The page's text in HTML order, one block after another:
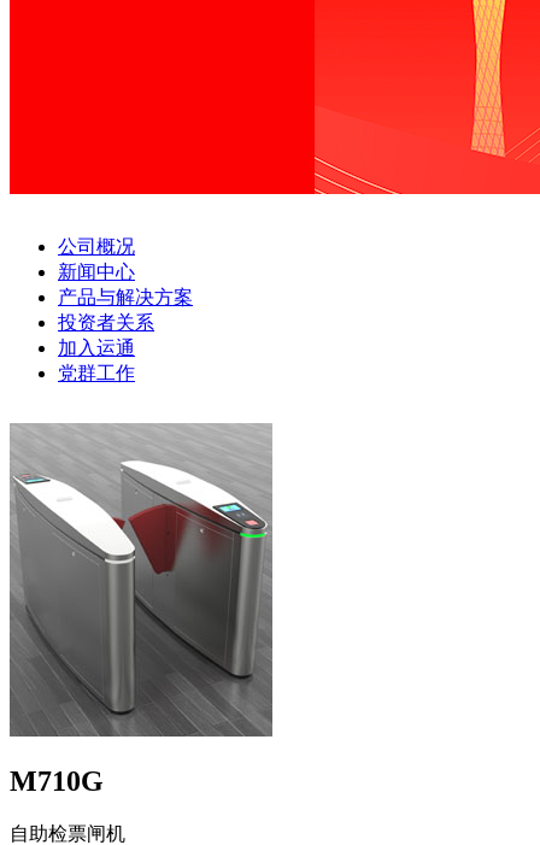
公司概况
新闻中心
产品与解决方案
投资者关系
加入运通
党群工作
M710G
自助检票闸机